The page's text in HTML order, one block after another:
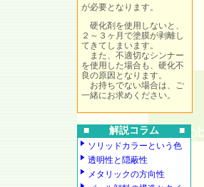
が必要となります。
硬化剤を使用しないと、
２～３ヶ月で塗膜が剥離し
てきてしまいます。
また、不適切なシンナー
を使用した場合も、硬化不
良の原因となります。
お持ちでない場合は、ご
一緒にお求めください。
■ 解説コラム ■
ソリッドカラーという色
透明性と隠蔽性
メタリックの方向性